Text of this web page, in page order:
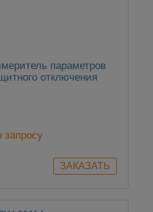
параметров
отключения
запросу